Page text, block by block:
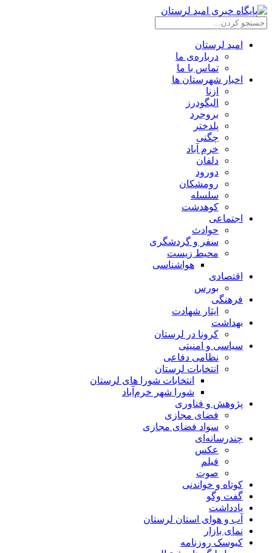
امید لرستان
درباره‌ی ما
تماس با ما
اخبار شهرستان ها
ازنا
الیگودرز
بروجرد
پلدختر
چگنی
خرم آباد
دلفان
دورود
رومشکان
سلسله
کوهدشت
اجتماعی
حوادث
سفر و گردشگری
محیط زیست
هواشناسی
اقتصادی
بورس
فرهنگی
ایثار شهادت
بهداشت
کرونا در لرستان
سیاسی و امنیتی
نظامی دفاعی
انتخابات لرستان
انتخابات شورا های لرستان
شورا شهر خرم‌آباد
پژوهش و فناوری
فضای مجازی
سواد فضای مجازی
چندرسانه‌ای
عكس
فیلم
صوت
کوتاه و خواندنی
گفت وگو
یادداشت
آب و هوای استان لرستان
نمای بازار
کیوسک روزنامه